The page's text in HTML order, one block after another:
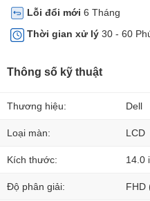
Lỗi đổi mới 6 Tháng
Thời gian xử lý 30 - 60
Thông số kỹ thuật
Thương hiệu: Dell
Loại màn: LCD
Kích thước: 14.0
Độ phân giải: FHD